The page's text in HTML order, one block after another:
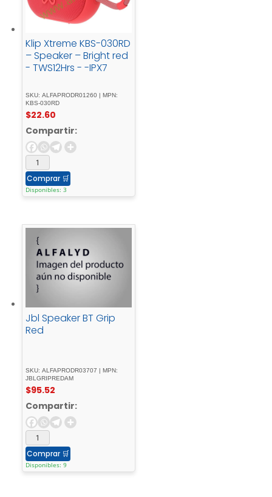
Klip Xtreme KBS-030RD
– Speaker – Bright red
- TWS12Hrs - -IPX7
SKU: ALFAPRODR01260 | MPN:
KBS-030RD
$22.60
Compartir:
Comprar 🛒
Disponibles: 3
Jbl Speaker BT Grip
Red
SKU: ALFAPRODR03707 | MPN:
JBLGRIPREDAM
$95.52
Compartir:
Comprar 🛒
Disponibles: 9